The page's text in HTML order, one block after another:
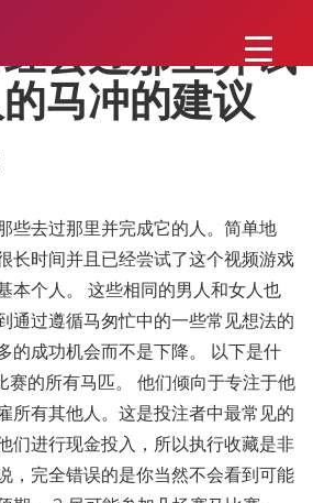
去过那里并试
马冲的建议
些去过那里并完成它的人。简单地
长时间并且已经尝试了这个视频游戏
本个人。 这些相同的男人和女人也
通过遵循马匆忙中的一些常见想法的
的成功机会而不是下降。 以下是什
赛的所有马匹。 他们倾向于专注于他
所有其他人。这是投注者中最常见的
们进行现金投入，所以执行收藏是非
，完全错误的是你当然不会看到可能